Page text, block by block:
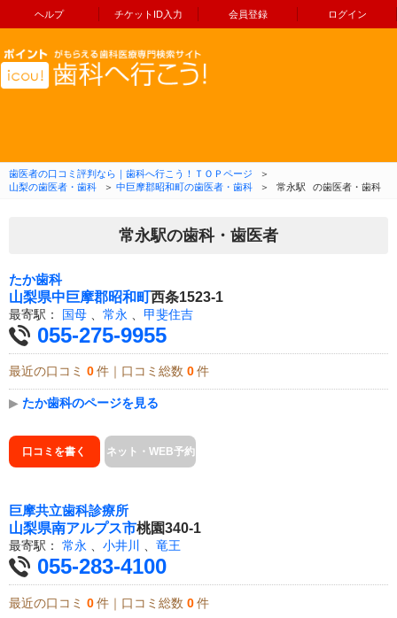
ヘルプ チケットID入力 会員登録 ログイン
コンテンツへ移動
歯医者の口コミ評判なら｜歯科へ行こう！ＴＯＰページ
＞
山梨の歯医者・歯科
＞ 中巨摩郡昭和町の歯医者・歯科 ＞ 常永駅 の歯医者・歯科
常永駅の歯科・歯医者
たか歯科
山梨県中巨摩郡昭和町西条1523-1
最寄駅： 国母 常永 甲斐住吉
055-275-9955
最近の口コミ 0 件｜口コミ総数 0 件
▶ たか歯科のページを見る
口コミを書く ネット・WEB予約
巨摩共立歯科診療所
山梨県南アルプス市桃園340-1
最寄駅： 常永 、 小井川 、 竜王
055-283-4100
最近の口コミ 0 件｜口コミ総数 0 件